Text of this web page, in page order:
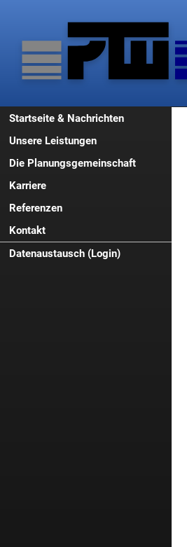
Startseite & Nachrichten
Unsere Leistungen
Die Planungsgemeinschaft
Geschichte
Geschäftsleitung
Ausstattung
Mitgliedschaften
Karriere
Jobs und Stellenangebote
PTW als Arbeitgeber
Studenten & Azubis
Referenzen
Fluss- und Kanalbau
Hafenbau und Liegestellen
Kontakt
Impressum
Datenaustausch (Login)